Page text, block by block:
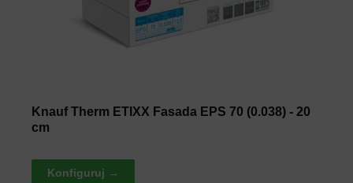
Knauf Therm ETIXX Fasada EPS 70 (0.038) - 20
cm
Konfiguruj →